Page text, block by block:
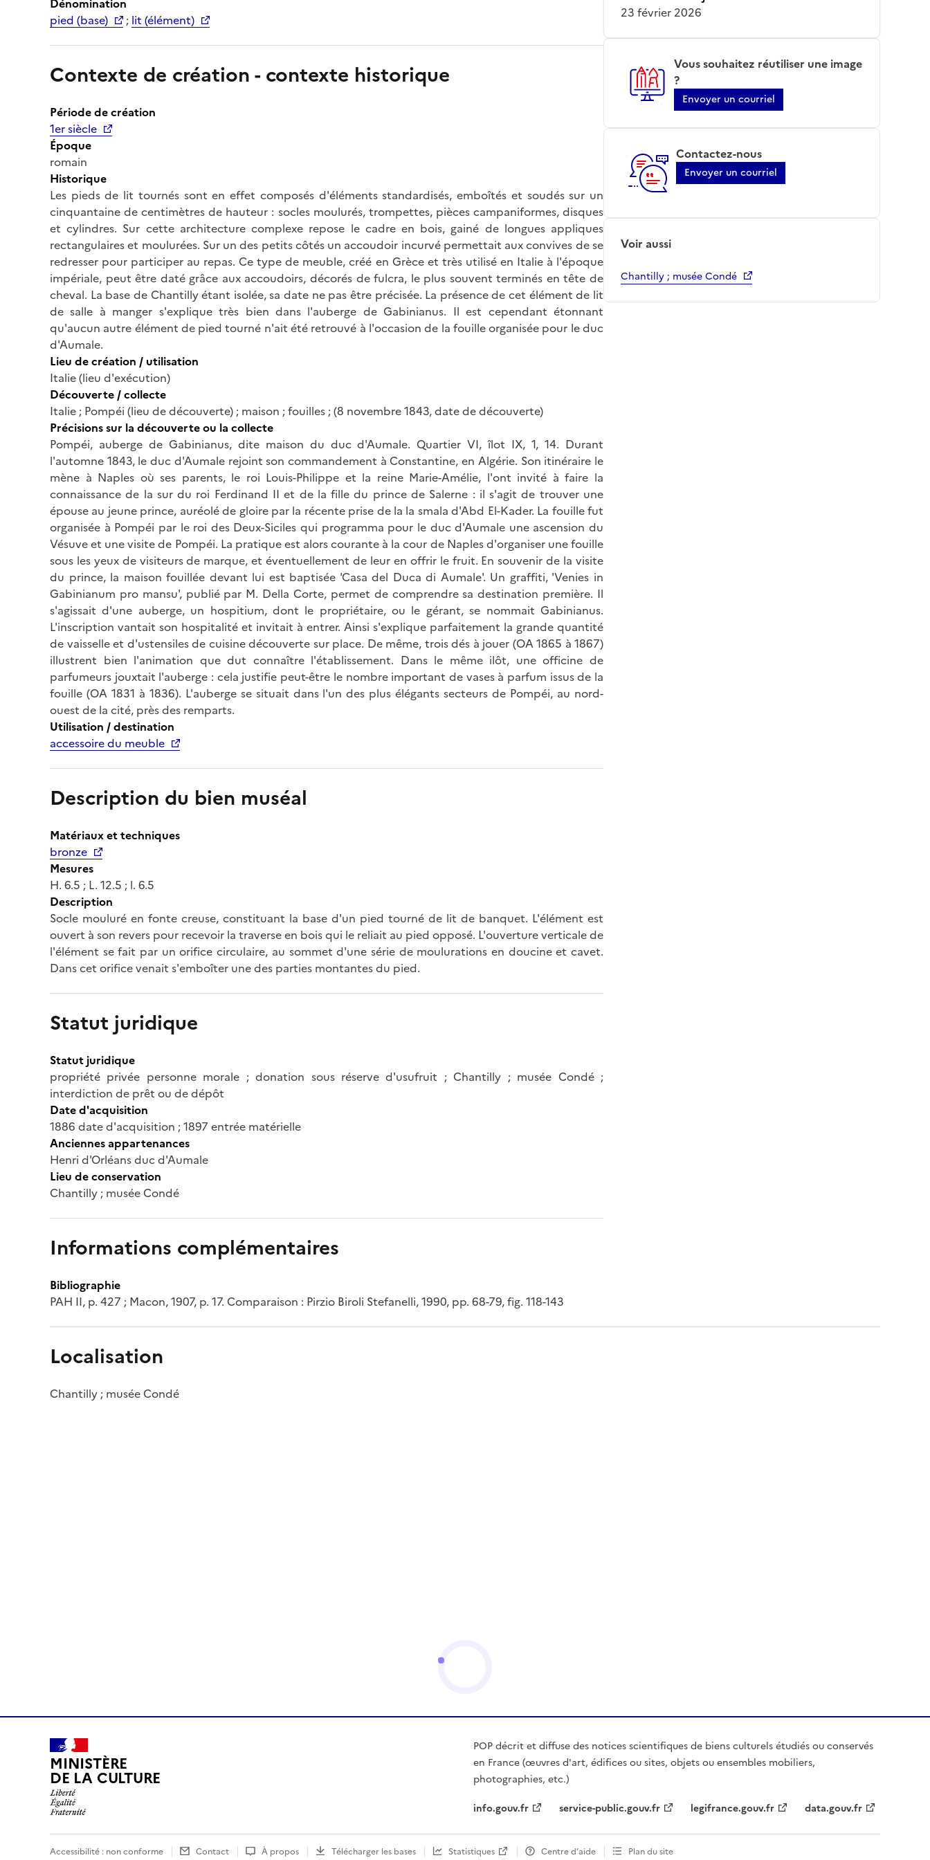
pied (base)
; lit (élément)
Contexte de création - contexte historique
Période de création
1er siècle
Époque
romain
Historique
Les pieds de lit tournés sont en effet composés d'éléments standardisés, emboîtés et soudés sur un
cinquantaine de centimètres de hauteur : socles moulurés, trompettes, pièces campaniformes, disques
et cylindres. Sur cette architecture complexe repose le cadre en bois, gainé de longues appliques
rectangulaires et moulurées. Sur un des petits côtés un accoudoir incurvé permettait aux convives de se
redresser pour participer au repas. Ce type de meuble, créé en Grèce et très utilisé en Italie à l'époque
impériale, peut être daté grâce aux accoudoirs, décorés de fulcra, le plus souvent terminés en tête de
cheval. La base de Chantilly étant isolée, sa date ne pas être précisée. La présence de cet élément de lit
de salle à manger s'explique très bien dans l'auberge de Gabinianus. Il est cependant étonnant
qu'aucun autre élément de pied tourné n'ait été retrouvé à l'occasion de la fouille organisée pour le duc
d'Aumale.
Lieu de création / utilisation
Italie (lieu d'exécution)
Découverte / collecte
Italie ; Pompéi (lieu de découverte) ; maison ; fouilles ; (8 novembre 1843, date de découverte)
Précisions sur la découverte ou la collecte
Pompéi, auberge de Gabinianus, dite maison du duc d'Aumale. Quartier VI, îlot IX, 1, 14. Durant
l'automne 1843, le duc d'Aumale rejoint son commandement à Constantine, en Algérie. Son itinéraire le
mène à Naples où ses parents, le roi Louis-Philippe et la reine Marie-Amélie, l'ont invité à faire la
connaissance de la sur du roi Ferdinand II et de la fille du prince de Salerne : il s'agit de trouver une
épouse au jeune prince, auréolé de gloire par la récente prise de la la smala d'Abd El-Kader. La fouille fut
organisée à Pompéi par le roi des Deux-Siciles qui programma pour le duc d'Aumale une ascension du
Vésuve et une visite de Pompéi. La pratique est alors courante à la cour de Naples d'organiser une fouille
sous les yeux de visiteurs de marque, et éventuellement de leur en offrir le fruit. En souvenir de la visite
du prince, la maison fouillée devant lui est baptisée 'Casa del Duca di Aumale'. Un graffiti, 'Venies in
Gabinianum pro mansu', publié par M. Della Corte, permet de comprendre sa destination première. Il
s'agissait d'une auberge, un hospitium, dont le propriétaire, ou le gérant, se nommait Gabinianus.
L'inscription vantait son hospitalité et invitait à entrer. Ainsi s'explique parfaitement la grande quantité
de vaisselle et d'ustensiles de cuisine découverte sur place. De même, trois dés à jouer (OA 1865 à 1867)
illustrent bien l'animation que dut connaître l'établissement. Dans le même ilôt, une officine de
parfumeurs jouxtait l'auberge : cela justifie peut-être le nombre important de vases à parfum issus de la
fouille (OA 1831 à 1836). L'auberge se situait dans l'un des plus élégants secteurs de Pompéi, au nord-
ouest de la cité, près des remparts.
Utilisation / destination
accessoire du meuble
Description du bien muséal
Matériaux et techniques
bronze
Mesures
H. 6.5 ; L. 12.5 ; l. 6.5
Description
Socle mouluré en fonte creuse, constituant la base d'un pied tourné de lit de banquet. L'élément est
ouvert à son revers pour recevoir la traverse en bois qui le reliait au pied opposé. L'ouverture verticale de
l'élément se fait par un orifice circulaire, au sommet d'une série de moulurations en doucine et cavet.
Dans cet orifice venait s'emboîter une des parties montantes du pied.
Statut juridique
Statut juridique
propriété privée personne morale ; donation sous réserve d'usufruit ; Chantilly ; musée Condé ;
interdiction de prêt ou de dépôt
Date d'acquisition
1886 date d'acquisition ; 1897 entrée matérielle
Anciennes appartenances
Henri d'Orléans duc d'Aumale
Lieu de conservation
Chantilly ; musée Condé
Informations complémentaires
Bibliographie
PAH II, p. 427 ; Macon, 1907, p. 17. Comparaison : Pirzio Biroli Stefanelli, 1990, pp. 68-79, fig. 118-143
23 février 2026
Vous souhaitez réutiliser une image
?
Envoyer un courriel
Contactez-nous
Envoyer un courriel
Voir aussi
Chantilly ; musée Condé
Localisation
Chantilly ; musée Condé
MINISTÈRE
DE LA CULTURE
POP décrit et diffuse des notices scientifiques de biens culturels étudiés ou conservés
en France (œuvres d'art, édifices ou sites, objets ou ensembles mobiliers,
photographies, etc.)
info.gouv.fr
service-public.gouv.fr legifrance.gouv.fr data.gouv.fr
Accessibilité : non conforme Contact À propos Télécharger les bases Statistiques Centre d’aide Plan du site